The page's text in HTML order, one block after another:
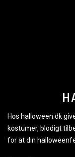
Hos halloween.dk
kostumer, blodigt
for at din